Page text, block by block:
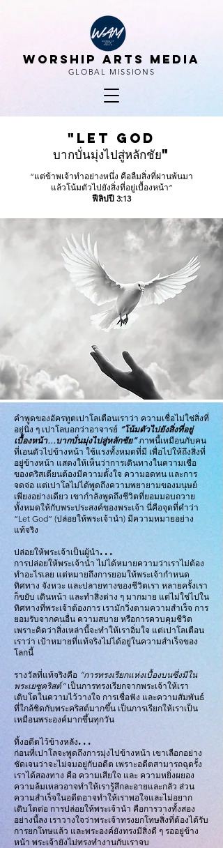
WORSHIP ARTS MEDIA
GLOBAL MISSIONS
"Let God
บากบั่นมุ่งไปสู่หลักชัย"
“แต่ข้าพเจ้าทำอย่างหนึ่ง คือลืมสิ่งที่ผ่านพ้นมา
แล้วโน้มตัวไปยังสิ่งที่อยู่เบื้องหน้า”
ฟีลิปปี 3:13
คำพูดของอัครทูตเปาโลเตือนเราว่า ความเชื่อไม่ใช่สิ่งที่
อยู่นิ่ง ๆ เปาโลบอกว่าอาจารย์ “โน้มตัวไปยังสิ่งที่อยู่
เบื้องหน้า…บากบั่นมุ่งไปสู่หลักชัย”ภาพนี้เหมือนกับคน
ที่เอนตัวไปข้างหน้า ใช้แรงทั้งหมดที่มี เพื่อไปให้ถึงสิ่งที่
อยู่ข้างหน้า แสดงให้เห็นว่าการเดินทางในความเชื่อ
ของคริสเตียนต้องมีความตั้งใจ ความอดทน และการ
จดจ่อ แต่เปาโลไม่ได้พูดถึงความพยายามของมนุษย์
เพียงอย่างเดียว เขากำลังพูดถึงชีวิตที่ยอมมอบถวาย
ทั้งหมดให้กับพระประสงค์ของพระเจ้า นี่คือจุดที่คำว่า
“Let God” (ปล่อยให้พระเจ้านำ) มีความหมายอย่าง
แท้จริง
ปล่อยให้พระเจ้าเป็นผู้นำ...
การปล่อยให้พระเจ้านำ ไม่ได้หมายความว่าเราไม่ต้อง
ทำอะไรเลย แต่หมายถึงการยอมให้พระเจ้ากำหนด
ทิศทาง จังหวะ และปลายทางของชีวิตเรา หลายครั้งเรา
ก็ขยับ เดินหน้า และทำสิ่งต่าง ๆ มากมาย แต่ไม่ใช่ไปใน
ทิศทางที่พระเจ้าต้องการ เรามักวิ่งตามความสำเร็จ การ
ยอมรับจากคนอื่น ความสบาย หรือการควบคุมชีวิต
เพราะคิดว่าสิ่งเหล่านี้จะทำให้เราอิ่มใจ แต่เปาโลเตือน
เราว่า เป้าหมายที่แท้จริงไม่ได้อยู่ในความสำเร็จของ
โลกนี้
รางวัลที่แท้จริงคือ “การทรงเรียกแห่งเบื้องบนซึ่งมีใน
พระเยซูคริสต์”เป็นการทรงเรียกจากพระเจ้าให้เรา
เติบโตในความไว้วางใจ การเชื่อฟัง และความสัมพันธ์
ที่ใกล้ชิดกับพระคริสต์มากขึ้น เป็นการเรียกให้เราเป็น
เหมือนพระองค์มากขึ้นทุกวัน
ทิ้งอดีตไว้ข้างหลัง...
ก่อนที่เปาโลจะพูดถึงการมุ่งไปข้างหน้า เขาเลือกอย่าง
ชัดเจนว่าจะไม่จมอยู่กับอดีต เพราะอดีตสามารถฉุดรั้ง
เราได้สองทาง คือ ความเสียใจ และ ความหยิ่งผยอง
ความล้มเหลวอาจทำให้เรารู้สึกละอายและกลัว ส่วน
ความสำเร็จในอดีตอาจทำให้เราพอใจและไม่อยาก
เติบโตต่อ การปล่อยให้พระเจ้านำ คือการวางทั้งสอง
อย่างนี้ลง เราวางใจว่าพระเจ้าทรงยกโทษสิ่งที่ต้องได้รับ
การยกโทษแล้ว และพระองค์ยังทรงมีสิ่งดี ๆ รออยู่ข้าง
หน้า พระเจ้ายังไม่ทรงทำงานกับเราจบ